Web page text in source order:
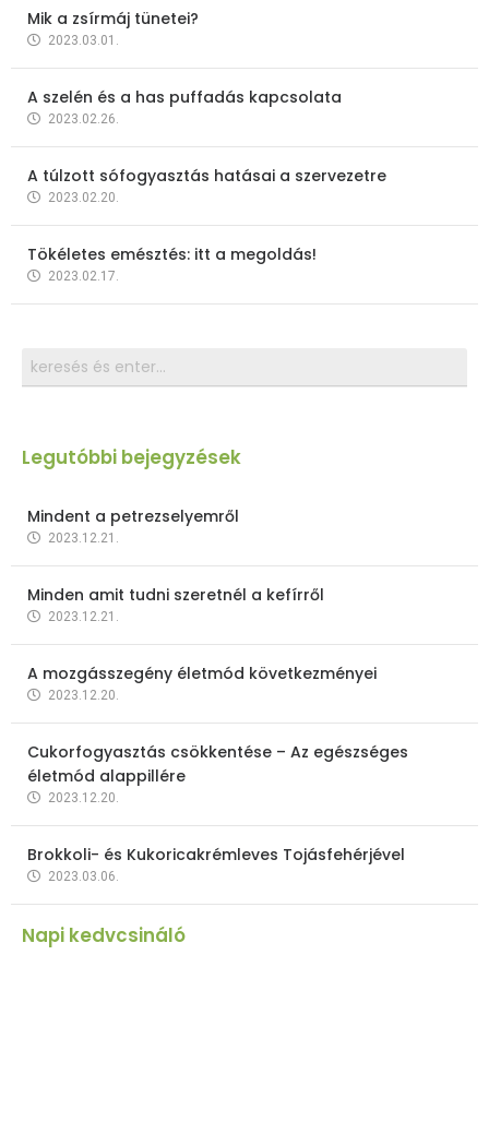
Mik a zsírmáj tünetei?
2023.03.01.
A szelén és a has puffadás kapcsolata
2023.02.26.
A túlzott sófogyasztás hatásai a szervezetre
2023.02.20.
Tökéletes emésztés: itt a megoldás!
2023.02.17.
Legutóbbi bejegyzések
Mindent a petrezselyemről
2023.12.21.
Minden amit tudni szeretnél a kefírről
2023.12.21.
A mozgásszegény életmód következményei
2023.12.20.
Cukorfogyasztás csökkentése – Az egészséges
életmód alappillére
2023.12.20.
Brokkoli- és Kukoricakrémleves Tojásfehérjével
2023.03.06.
Napi kedvcsináló